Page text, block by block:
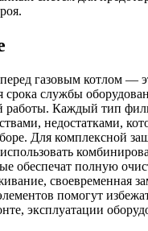
газовым котлом —
срока службы
работы. Каждый тип
недостатками,
Для комплексной
обеспечат полную
своевременная
помогут
эксплуатации